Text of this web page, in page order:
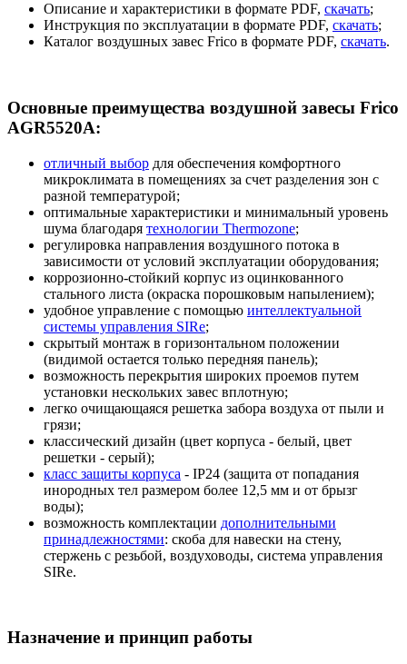
Описание и характеристики в формате PDF, скачать;
Инструкция по эксплуатации в формате PDF, скачать;
Каталог воздушных завес Frico в формате PDF, скачать.
Основные преимущества воздушной завесы Frico
AGR5520A:
отличный выбор для обеспечения комфортного
микроклимата в помещениях за счет разделения зон с
разной температурой;
оптимальные характеристики и минимальный уровень
шума благодаря технологии Thermozone;
регулировка направления воздушного потока в
зависимости от условий эксплуатации оборудования;
коррозионно-стойкий корпус из оцинкованного
стального листа (окраска порошковым напылением);
удобное управление с помощью интеллектуальной
системы управления SIRe;
скрытый монтаж в горизонтальном положении
(видимой остается только передняя панель);
возможность перекрытия широких проемов путем
установки нескольких завес вплотную;
легко очищающаяся решетка забора воздуха от пыли и
грязи;
классический дизайн (цвет корпуса - белый, цвет
решетки - серый);
класс защиты корпуса - IP24 (защита от попадания
инородных тел размером более 12,5 мм и от брызг
воды);
возможность комплектации дополнительными
принадлежностями: скоба для навески на стену,
стержень с резьбой, воздуховоды, система управления
SIRe.
Назначение и принцип работы